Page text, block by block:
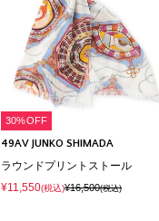
30%OFF
49AV JUNKO SHIMADA
ラウンドプリントストール
¥11,550(税込)¥16,500(税込)